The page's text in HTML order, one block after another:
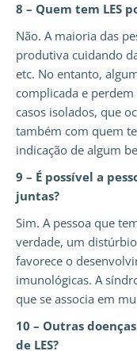
8 – Quem tem LES
Não. A maioria das
produtiva cuidando
etc. No entanto,
complicada e
casos isolados, que
também com quem
indicação de algum
9 – É possível a
juntas?
Sim. A pessoa que
verdade, um
favorece o
imunológicas. A
que se associa em
10 – Outras
de LES?